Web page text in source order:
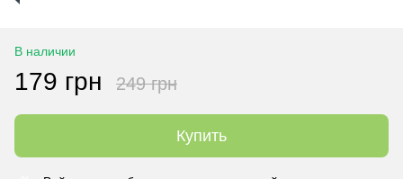
В наличии
179 грн 249 грн
Купить